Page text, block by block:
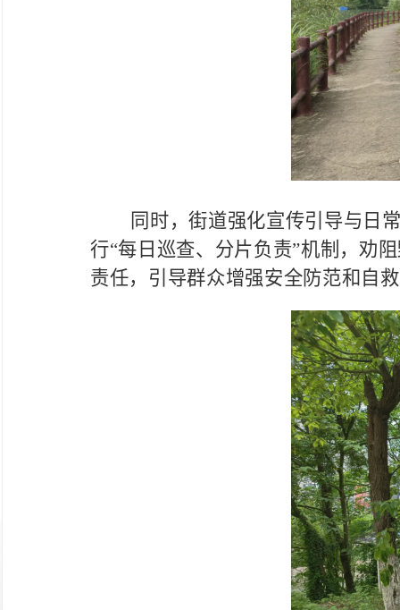
同时，街道强化宣传引导与日
行“每日巡查、分片负责”机制，劝
责任，引导群众增强安全防范和自